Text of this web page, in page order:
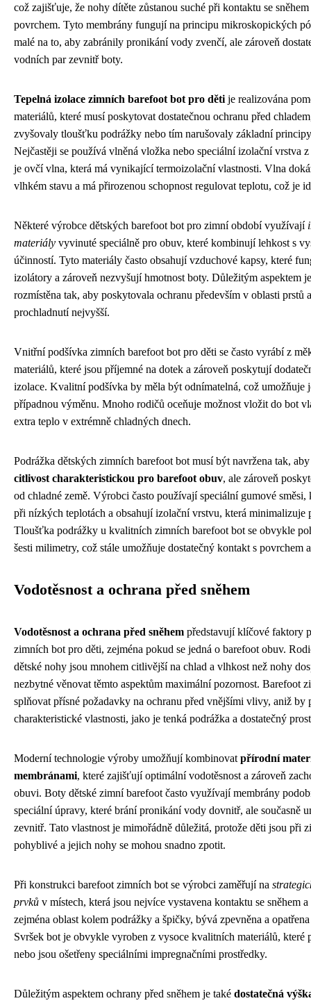
což zajišťuje, že nohy dítěte zůstanou suché při kontaktu se
povrchem. Tyto membrány fungují na principu mikroskopických
malé na to, aby zabránily pronikání vody zvenčí, ale zároveň
vodních par zevnitř boty.
Tepelná izolace zimních barefoot bot pro děti je realizována
materiálů, které musí poskytovat dostatečnou ochranu před
zvyšovaly tloušťku podrážky nebo tím narušovaly základní
Nejčastěji se používá vlněná vložka nebo speciální izolační vrstva
je ovčí vlna, která má vynikající termoizolační vlastnosti. Vlna
vlhkém stavu a má přirozenou schopnost regulovat teplotu, což je
Některé výrobce dětských barefoot bot pro zimní období využívají
materiály vyvinuté speciálně pro obuv, které kombinují lehkost s
účinností. Tyto materiály často obsahují vzduchové kapsy, které
izolátory a zároveň nezvyšují hmotnost boty. Důležitým aspektem
rozmístěna tak, aby poskytovala ochranu především v oblasti prstů
prochladnutí nejvyšší.
Vnitřní podšívka zimních barefoot bot pro děti se často vyrábí z
materiálů, které jsou příjemné na dotek a zároveň poskytují
izolace. Kvalitní podšívka by měla být odnímatelná, což umožňuje
případnou výměnu. Mnoho rodičů oceňuje možnost vložit do bot
extra teplo v extrémně chladných dnech.
Podrážka dětských zimních barefoot bot musí být navržena tak,
citlivost charakteristickou pro barefoot obuv, ale zároveň
od chladné země. Výrobci často používají speciální gumové směsi,
při nízkých teplotách a obsahují izolační vrstvu, která minimalizuje
Tloušťka podrážky u kvalitních zimních barefoot bot se obvykle
šesti milimetry, což stále umožňuje dostatečný kontakt s povrchem
Vodotěsnost a ochrana před sněhem
Vodotěsnost a ochrana před sněhem představují klíčové faktory
zimních bot pro děti, zejména pokud se jedná o barefoot obuv.
dětské nohy jsou mnohem citlivější na chlad a vlhkost než nohy
nezbytné věnovat těmto aspektům maximální pozornost. Barefoot
splňovat přísné požadavky na ochranu před vnějšími vlivy, aniž by
charakteristické vlastnosti, jako je tenká podrážka a dostatečný
Moderní technologie výroby umožňují kombinovat přírodní
membránami, které zajišťují optimální vodotěsnost a zároveň
obuvi. Boty dětské zimní barefoot často využívají membrány
speciální úpravy, které brání pronikání vody dovnitř, ale současně
zevnitř. Tato vlastnost je mimořádně důležitá, protože děti jsou při
pohyblivé a jejich nohy se mohou snadno zpotit.
Při konstrukci barefoot zimních bot se výrobci zaměřují na
prvků v místech, která jsou nejvíce vystavena kontaktu se sněhem
zejména oblast kolem podrážky a špičky, bývá zpevněna a
Svršek bot je obvykle vyroben z vysoce kvalitních materiálů, které
nebo jsou ošetřeny speciálními impregnačními prostředky.
Důležitým aspektem ochrany před sněhem je také dostatečná